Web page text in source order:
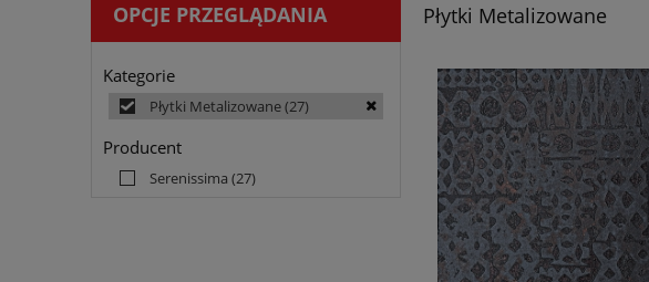
OPCJE PRZEGLĄDANIA
Kategorie
Płytki Metalizowane(27)
Producent
Serenissima (27)
Płytki Metalizowane